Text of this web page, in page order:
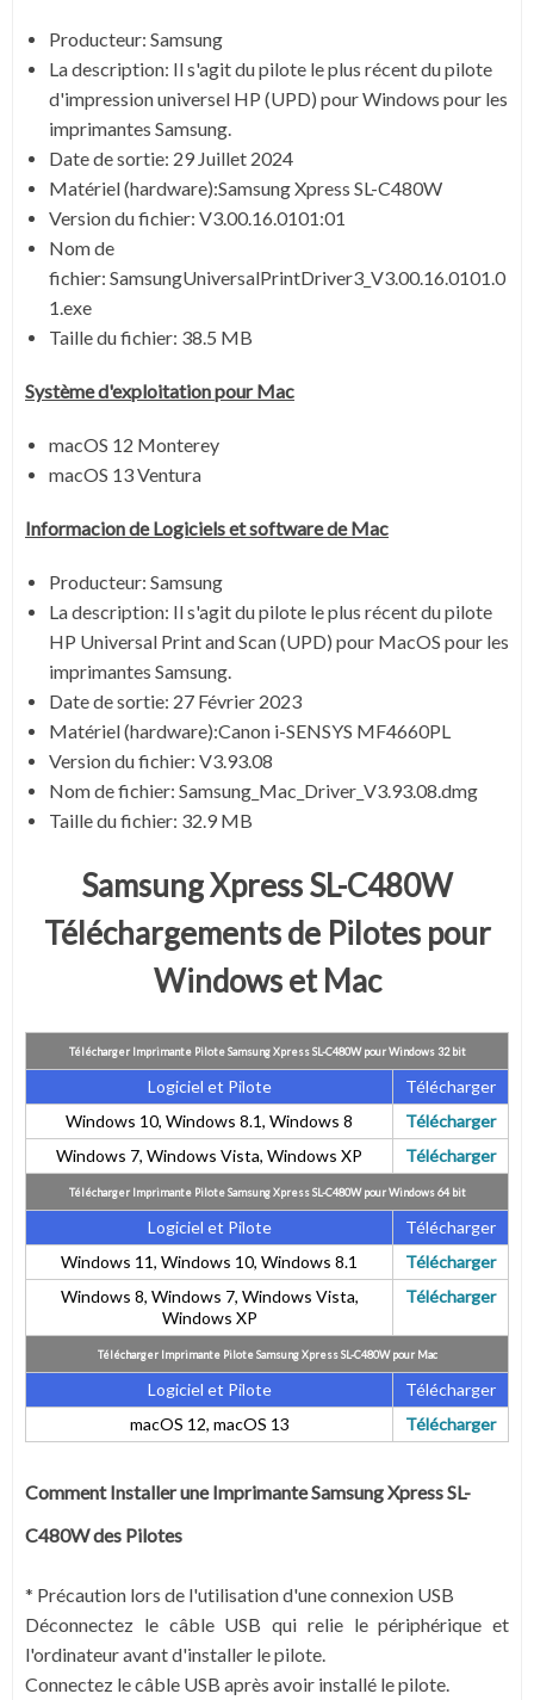
Producteur: Samsung
La description: Il s'agit du pilote le plus récent du pilote
d'impression universel HP (UPD) pour Windows pour les
imprimantes Samsung.
Date de sortie: 29 Juillet 2024
Matériel (hardware):Samsung Xpress SL-C480W
Version du fichier: V3.00.16.0101:01
Nom de
fichier: SamsungUniversalPrintDriver3_V3.00.16.0101.0
1.exe
Taille du fichier: 38.5 MB
Systèmed'exploitation pour Mac
macOS 12 Monterey
macOS 13 Ventura
Informacion de Logiciels et software de Mac
Producteur: Samsung
La description: Il s'agit du pilote le plus récent du pilote
HP Universal Print and Scan (UPD) pour MacOS pour les
imprimantes Samsung.
Date de sortie: 27 Février 2023
Matériel (hardware):Canon i-SENSYS MF4660PL
Version du fichier: V3.93.08
Nom de fichier: Samsung_Mac_Driver_V3.93.08.dmg
Taille du fichier: 32.9 MB
Samsung Xpress SL-C480W
Téléchargements de Pilotes pour
Windows et Mac
Télécharger Imprimante Pilote Samsung Xpress SL-C480W pour Windows 32 bit
Logiciel et Pilote
Télécharger
Windows 10, Windows 8.1, Windows 8
Télécharger
Windows 7, Windows Vista, Windows XP
Télécharger
Télécharger Imprimante Pilote Samsung Xpress SL-C480W pour Windows 64 bit
Logiciel et Pilote
Télécharger
Windows 11, Windows 10, Windows 8.1
Télécharger
Windows 8, Windows 7, Windows Vista,
Windows XP
Télécharger
Télécharger Imprimante Pilote Samsung Xpress SL-C480W pour Mac
Logiciel et Pilote
Télécharger
macOS 12, macOS 13
Télécharger
Comment Installer une Imprimante Samsung Xpress SL-
C480W des Pilotes
* Précaution lors de l'utilisation d'une connexion USB
Déconnectez le câble USB qui relie le périphérique et
l'ordinateur avant d'installer le pilote.
Connectez le câble USB après avoir installé le pilote.